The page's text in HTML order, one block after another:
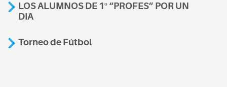
LOS ALUMNOS DE 1º “PROFES” POR UN
DIA
Torneo de Fútbol